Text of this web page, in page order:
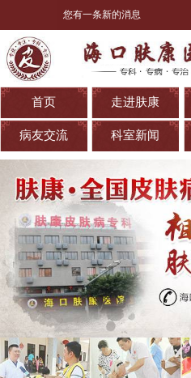
您有一条新的消息
首页 走进肤康
病友交流 科室新闻